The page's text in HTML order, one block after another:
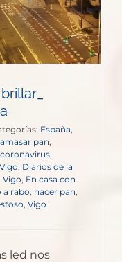
España,
amasar pan
coronavirus
Diarios de la
Vigo En casa con
a rabo, hacer pan,
Vigo
led nos